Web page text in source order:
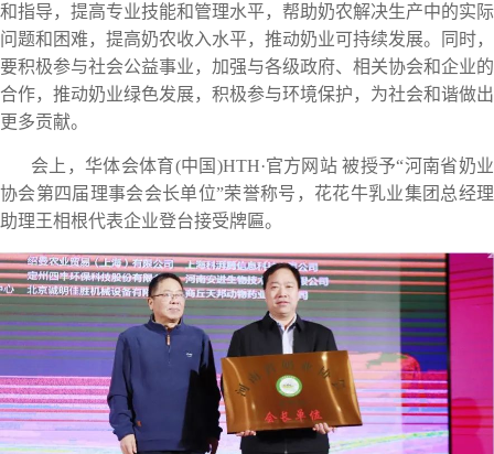
和指导，提高专业技能和管理水平，帮助奶农解决生产中的实际
问题和困难，提高奶农收入水平，推动奶业可持续发展。同时，
要积极参与社会公益事业，加强与各级政府、相关协会和企业的
合作，推动奶业绿色发展，积极参与环境保护，为社会和谐做出
更多贡献。
会上，华体会体育(中国)HTH·官方网站 被授予“河南省奶业
协会第四届理事会会长单位”荣誉称号，花花牛乳业集团总经理
助理王相根代表企业登台接受牌匾。